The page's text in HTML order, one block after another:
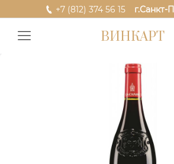
+7 (812) 374 56 15 г.Санкт-
ВИНКАРТ